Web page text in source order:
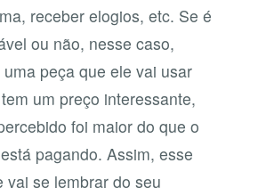
receber elogios, etc. Se é
ou não, nesse caso,
peça que ele vai usar
um preço interessante,
foi maior do que o
pagando. Assim, esse
vai se lembrar do seu